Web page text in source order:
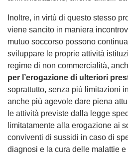
Inoltre, in virtù di questo stesso
viene sancito in maniera
mutuo soccorso possono
sviluppare le proprie attività
regime di non commercialità,
per l’erogazione di ulteriori
soprattutto, senza più limitazioni
anche più agevole dare piena
le attività previste dalla legge
limitatamente alla erogazione ai
conviventi di sussidi in caso di
diagnosi e la cura delle malattie